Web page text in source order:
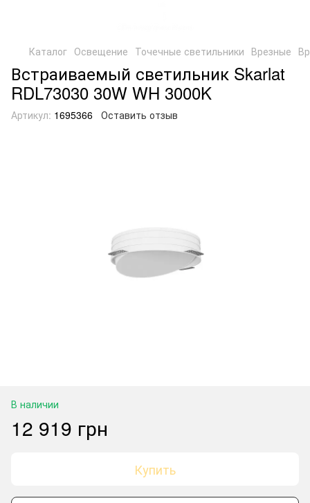
Каталог Освещение Точечные светильники Врезные
Встраиваемый светильник Skarlat
RDL73030 30W WH 3000K
Артикул: 1695366 Оставить отзыв
В наличии
12 919 грн
Купить